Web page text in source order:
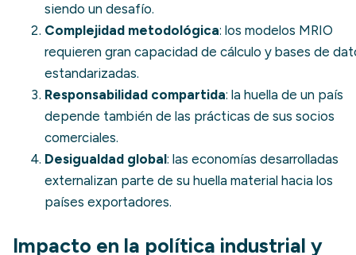
siendo un desafío.
Complejidad metodológica: los modelos MRIO
requieren gran capacidad de cálculo y bases de
estandarizadas.
Responsabilidad compartida: la huella de un país
depende también de las prácticas de sus socios
comerciales.
Desigualdad global: las economías desarrolladas
externalizan parte de su huella material hacia los
países exportadores.
Impacto en la política industrial y